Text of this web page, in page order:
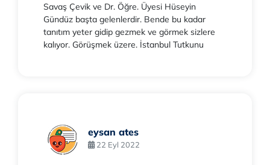
Savaş Çevik ve Dr. Öğre. Üyesi Hüseyin
Gündüz başta gelenlerdir. Bende bu kadar
tanıtım yeter gidip gezmek ve görmek sizlere
kalıyor. Görüşmek üzere. İstanbul Tutkunu
eysan ates
22 Eyl 2022